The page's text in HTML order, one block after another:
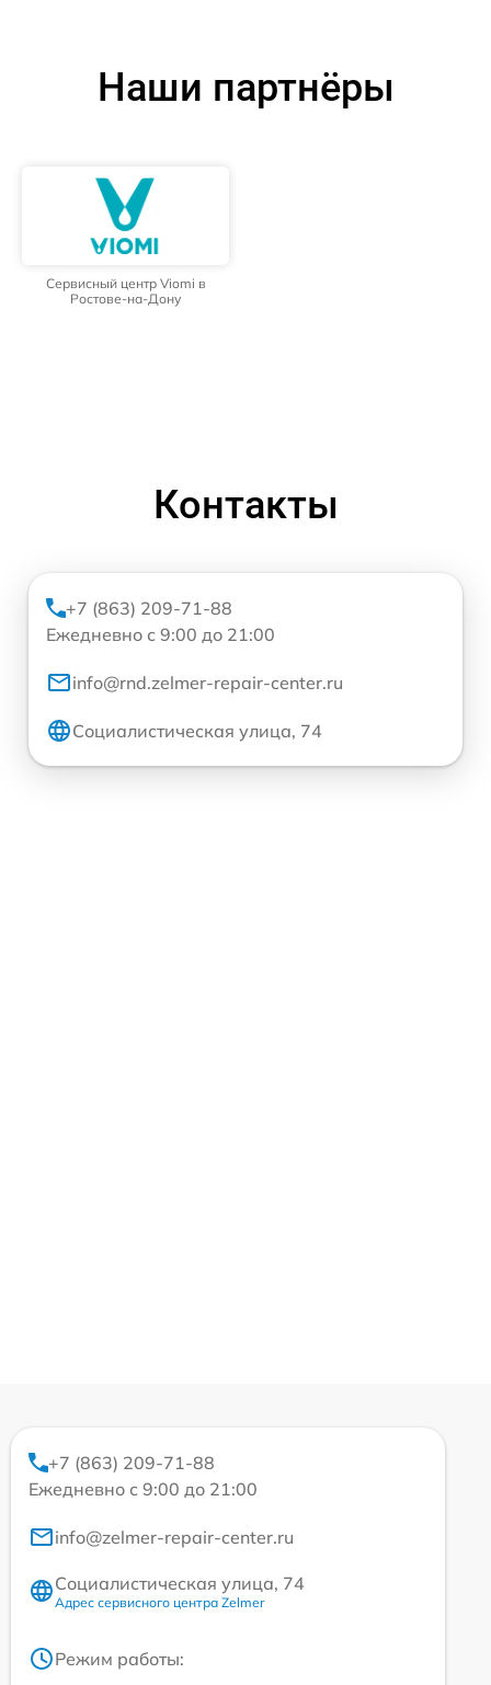
Наши партнёры
Сервисный центр Viomi в
Ростове-на-Дону
Контакты
+7 (863) 209-71-88
Ежедневно с 9:00 до 21:00
info@rnd.zelmer-repair-center.ru
Социалистическая улица, 74
+7 (863) 209-71-88
Ежедневно с 9:00 до 21:00
info@zelmer-repair-center.ru
Социалистическая улица, 74
Адрес сервисного центра Zelmer
Режим работы: